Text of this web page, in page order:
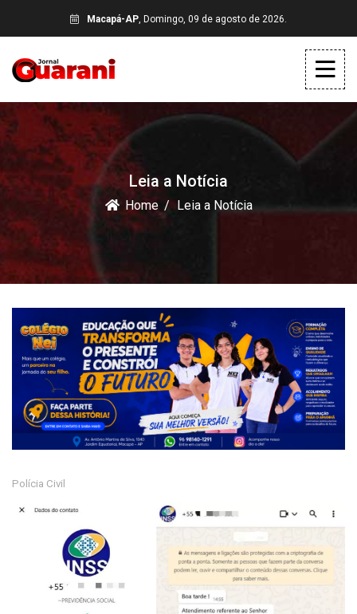
Macapá-AP, Domingo, 09 de agosto de 2026.
Leia a Notícia
Home Leia a Notícia
Polícia Civil